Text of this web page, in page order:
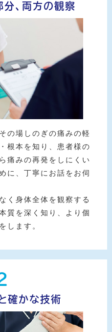
、両方の観察
の場しのぎの痛みの軽
根本を知り、患者様の
痛みの再発をしにくい
に、丁寧にお話をお伺
く身体全体を観察する
質を深く知り、より個
します。
確かな技術